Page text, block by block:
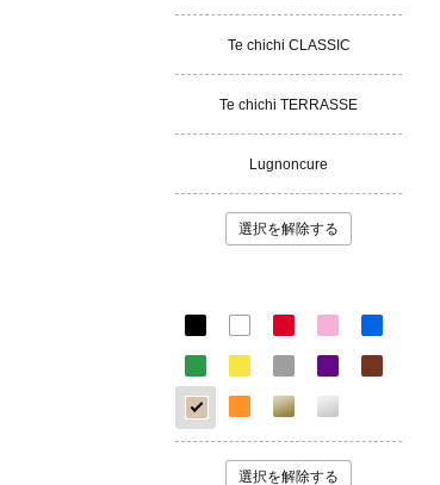
Te chichi CLASSIC
Te chichi TERRASSE
Lugnoncure
選択を解除する
選択を解除する